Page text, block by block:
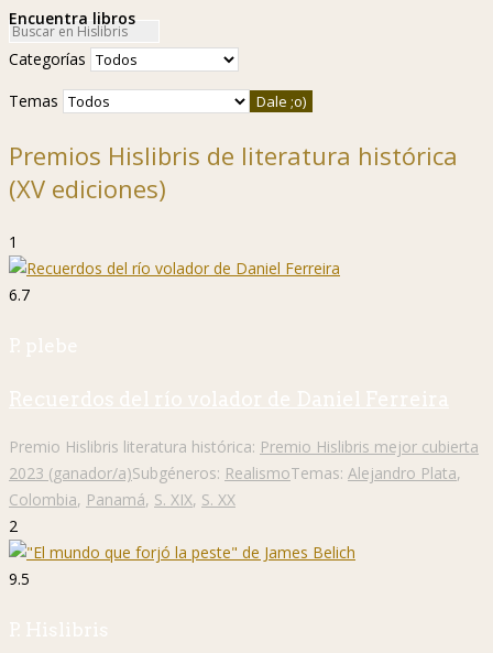
Encuentra libros
Categorías
Temas
Premios Hislibris de literatura histórica
(XV ediciones)
1
6.7
P. plebe
Recuerdos del río volador de Daniel Ferreira
Premio Hislibris literatura histórica: Premio Hislibris mejor cubierta
2023 (ganador/a)Subgéneros: RealismoTemas: Alejandro Plata,
Colombia, Panamá, S. XIX, S. XX
2
9.5
P. Hislibris